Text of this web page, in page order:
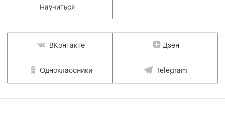
Научиться
ВКонтакте Дзен
Одноклассники Telegram